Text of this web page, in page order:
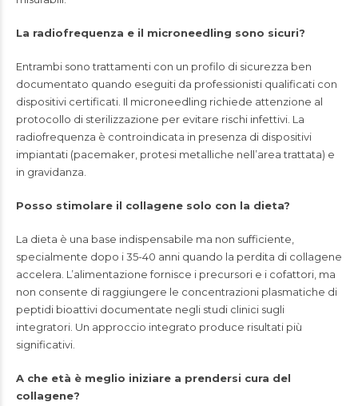
La radiofrequenza e il microneedling sono sicuri?
Entrambi sono trattamenti con un profilo di sicurezza ben
documentato quando eseguiti da professionisti qualificati con
dispositivi certificati. Il microneedling richiede attenzione al
protocollo di sterilizzazione per evitare rischi infettivi. La
radiofrequenza è controindicata in presenza di dispositivi
impiantati (pacemaker, protesi metalliche nell’area trattata) e
in gravidanza.
Posso stimolare il collagene solo con la dieta?
La dieta è una base indispensabile ma non sufficiente,
specialmente dopo i 35-40 anni quando la perdita di collagene
accelera. L’alimentazione fornisce i precursori e i cofattori, ma
non consente di raggiungere le concentrazioni plasmatiche di
peptidi bioattivi documentate negli studi clinici sugli
integratori. Un approccio integrato produce risultati più
significativi.
A che età è meglio iniziare a prendersi cura del
collagene?